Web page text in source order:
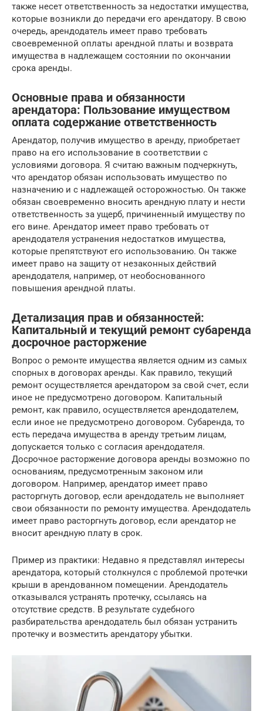
также несет ответственность за недостатки имущества,
которые возникли до передачи его арендатору. В свою
очередь, арендодатель имеет право требовать
своевременной оплаты арендной платы и возврата
имущества в надлежащем состоянии по окончании
срока аренды.
Основные права и обязанности
арендатора: Пользование имуществом
оплата содержание ответственность
Арендатор, получив имущество в аренду, приобретает
право на его использование в соответствии с
условиями договора. Я считаю важным подчеркнуть,
что арендатор обязан использовать имущество по
назначению и с надлежащей осторожностью. Он также
обязан своевременно вносить арендную плату и нести
ответственность за ущерб, причиненный имуществу по
его вине. Арендатор имеет право требовать от
арендодателя устранения недостатков имущества,
которые препятствуют его использованию. Он также
имеет право на защиту от незаконных действий
арендодателя, например, от необоснованного
повышения арендной платы.
Детализация прав и обязанностей:
Капитальный и текущий ремонт субаренда
досрочное расторжение
Вопрос о ремонте имущества является одним из самых
спорных в договорах аренды. Как правило, текущий
ремонт осуществляется арендатором за свой счет, если
иное не предусмотрено договором. Капитальный
ремонт, как правило, осуществляется арендодателем,
если иное не предусмотрено договором. Субаренда, то
есть передача имущества в аренду третьим лицам,
допускается только с согласия арендодателя.
Досрочное расторжение договора аренды возможно по
основаниям, предусмотренным законом или
договором. Например, арендатор имеет право
расторгнуть договор, если арендодатель не выполняет
свои обязанности по ремонту имущества. Арендодатель
имеет право расторгнуть договор, если арендатор не
вносит арендную плату в срок.
Пример из практики: Недавно я представлял интересы
арендатора, который столкнулся с проблемой протечки
крыши в арендованном помещении. Арендодатель
отказывался устранять протечку, ссылаясь на
отсутствие средств. В результате судебного
разбирательства арендодатель был обязан устранить
протечку и возместить арендатору убытки.